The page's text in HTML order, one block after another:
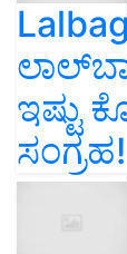
ಇಷ್ಟು
ಸಂಗ್ರಹ!